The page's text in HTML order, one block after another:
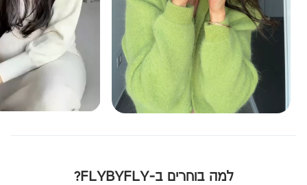
למה בוחרים ב-FLYBYFLY?